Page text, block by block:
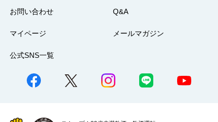
お問い合わせ Q&A
マイページ メールマガジン
公式SNS一覧